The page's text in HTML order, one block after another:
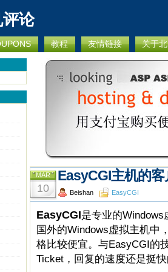
论
教程 友情链接 关于
MAR
10
EasyCGI主机的
Beishan EasyCGI
EasyCGI是专业的
国外的Windows虚拟主机中
格比较便宜。与EasyCGI的
Ticket，回复的速度还是挺